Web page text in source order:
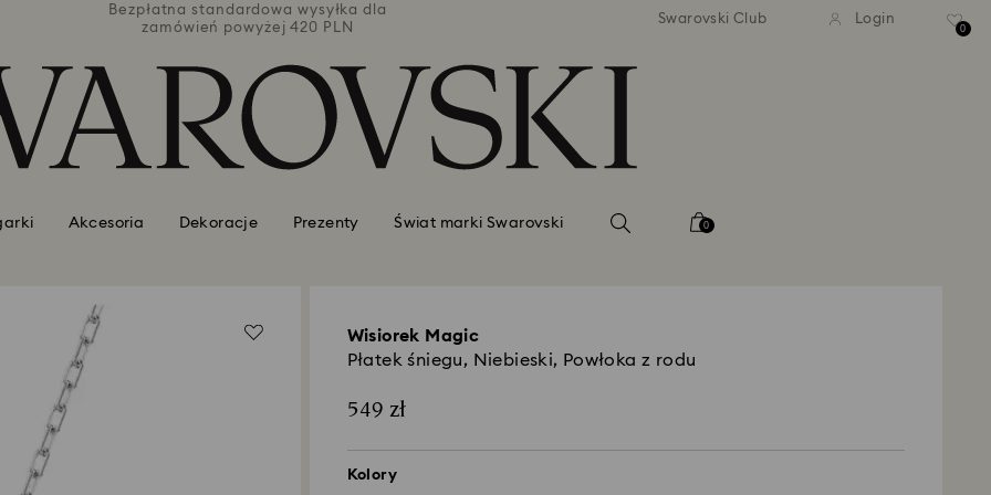
Bezpłatna standardowa wysyłka dla
zamówień powyżej 420 PLN
Bezpłatna standardowa wysyłka dla
zamówień powyżej 420 PLN
Bezpłatna standardowa
zamówień powyżej 420
Swarovski Club Login
0
Akcesoria Dekoracje Prezenty Świat marki Swarovski 0
Wisiorek Magic
Płatek śniegu, Niebieski, Powłoka z rodu
549 zł
Kolory